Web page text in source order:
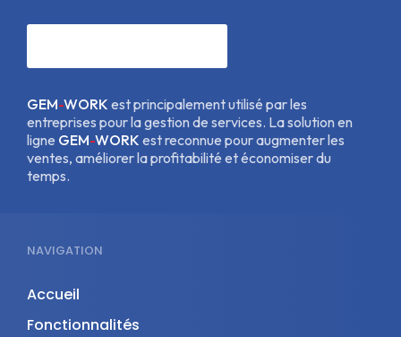
GEM-WORK est principalement utilisé par les
entreprises pour la gestion de services. La solution en
ligne GEM-WORK est reconnue pour augmenter les
ventes, améliorer la profitabilité et économiser du
temps.
NAVIGATION
Accueil
Fonctionnalités